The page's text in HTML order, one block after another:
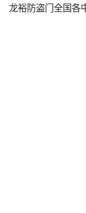
龙裕防盗门全国各